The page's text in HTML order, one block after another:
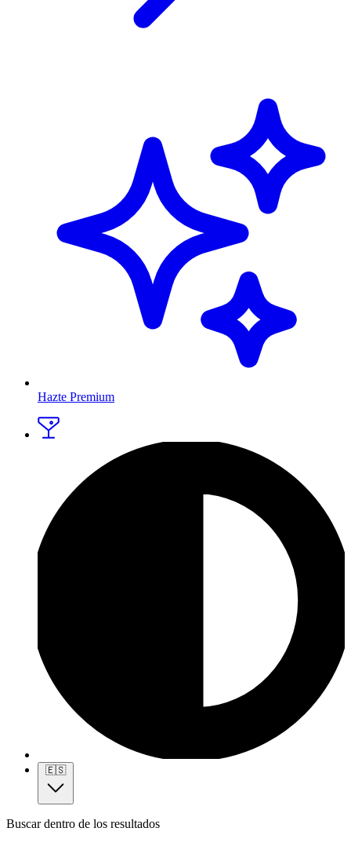
Hazte Premium
🇪🇸
Buscar dentro de los resultados